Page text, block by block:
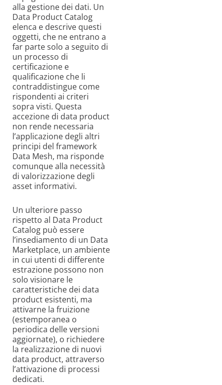
alla gestione dei dati. Un
Data Product Catalog
elenca e descrive questi
oggetti, che ne entrano a
far parte solo a seguito di
un processo di
certificazione e
qualificazione che li
contraddistingue come
rispondenti ai criteri
sopra visti. Questa
accezione di data product
non rende necessaria
l’applicazione degli altri
principi del framework
Data Mesh, ma risponde
comunque alla necessità
di valorizzazione degli
asset informativi.
Un ulteriore passo
rispetto al Data Product
Catalog può essere
l’insediamento di un Data
Marketplace, un ambiente
in cui utenti di differente
estrazione possono non
solo visionare le
caratteristiche dei data
product esistenti, ma
attivarne la fruizione
(estemporanea o
periodica delle versioni
aggiornate), o richiedere
la realizzazione di nuovi
data product, attraverso
l’attivazione di processi
dedicati.